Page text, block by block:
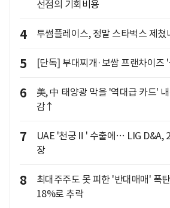
선점의 기회비용
4 투썸플레이스, 정말 스타벅스 제쳤
5 [단독] 부대찌개·보쌈 프랜차이즈
6
美, 中 태양광 막을 '역대급 카드'
감↑
7
UAE '천궁Ⅱ' 수출에… LIG D&A,
장
8
최대주주도 못 피한 '반대매매' 폭
18%로 추락